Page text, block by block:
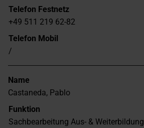
Telefon Festnetz
+49 511 219 62-82
Telefon Mobil
/
Name
Castaneda, Pablo
Funktion
Sachbearbeitung Aus- & Weiterbildung